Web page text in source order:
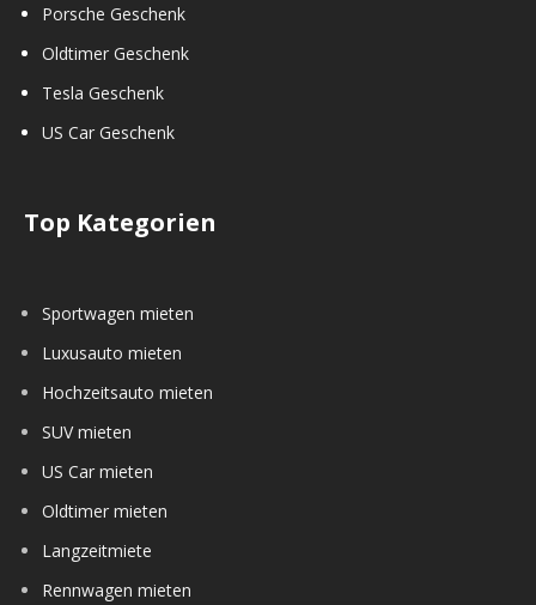
Porsche Geschenk
Oldtimer Geschenk
Tesla Geschenk
US Car Geschenk
Top Kategorien
Sportwagen mieten
Luxusauto mieten
Hochzeitsauto mieten
SUV mieten
US Car mieten
Oldtimer mieten
Langzeitmiete
Rennwagen mieten